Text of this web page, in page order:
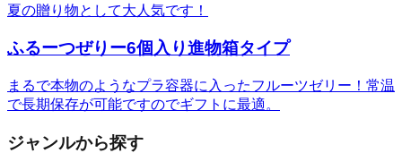
夏の贈り物として大人気です！
ふるーつぜりー6個入り進物箱タイプ
まるで本物のようなプラ容器に入ったフルーツゼリー！常温
で長期保存が可能ですのでギフトに最適。
ジャンルから探す